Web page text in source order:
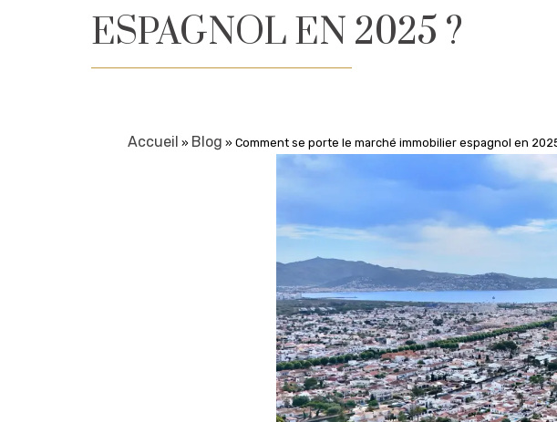
ESPAGNOL EN 2025 ?
Accueil » Blog » Comment se porte le marché immobilier espagnol en